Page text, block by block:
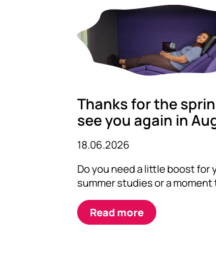
Thanks for the
see you again in
18.06.2026
Do you need a little boost for
summer studies or a moment
Read more